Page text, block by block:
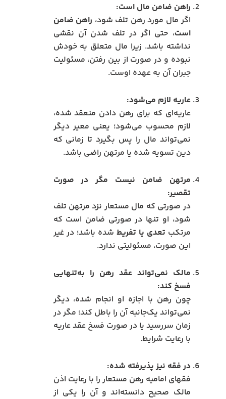
راهن ضامن مال است:
اگر مال مورد رهن تلف شود، راهن ضامن
است، حتی اگر در تلف شدن آن نقشی
نداشته باشد. زیرا مال متعلق به خودش
نبوده و در صورت از بین رفتن، مسئولیت
جبران آن به عهده اوست.
عاریه لازم می‌شود:
عاریه‌ای که برای رهن دادن منعقد شده،
لازم محسوب می‌شود؛ یعنی معیر دیگر
نمی‌تواند مال را پس بگیرد تا زمانی که
دین تسویه شده یا مرتهن راضی باشد.
مرتهن ضامن نیست مگر در صورت
تقصیر:
در صورتی که مال مستعار نزد مرتهن تلف
شود، او تنها در صورتی ضامن است که
مرتکب تعدی یا تفریط شده باشد؛ در غیر
این صورت، مسئولیتی ندارد.
مالک نمی‌تواند عقد رهن را به‌تنهایی
فسخ کند:
چون رهن با اجازه او انجام شده، دیگر
نمی‌تواند یک‌جانبه آن را باطل کند؛ مگر در
زمان سررسید یا در صورت فسخ عقد عاریه
با رعایت شرایط.
در فقه نیز پذیرفته شده:
فقهای امامیه رهن مستعار را با رعایت اذن
مالک صحیح دانسته‌اند و آن را یکی از